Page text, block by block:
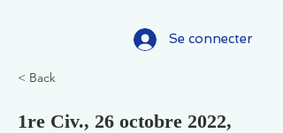
Se connecter
< Back
1re Civ., 26 octobre 2022,